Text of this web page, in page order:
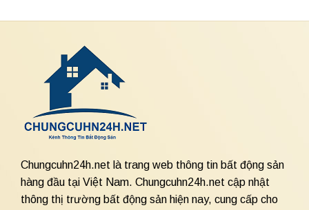
Chungcuhn24h.net là trang web thông tin bất động sản
hàng đầu tại Việt Nam. Chungcuhn24h.net cập nhật
thông thị trường bất động sản hiện nay, cung cấp cho